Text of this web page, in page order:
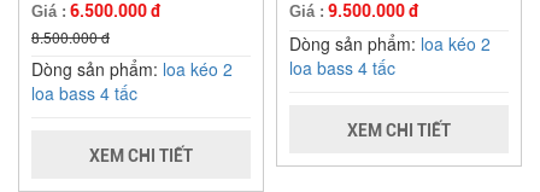
Giá : 6.500.000 đ
8.500.000 đ
Dòng sản phẩm: loa kéo 2
loa bass 4 tấc
XEM CHI TIẾT
Giá : 9.500.000 đ
Dòng sản phẩm: loa kéo 2
loa bass 4 tấc
XEM CHI TIẾT